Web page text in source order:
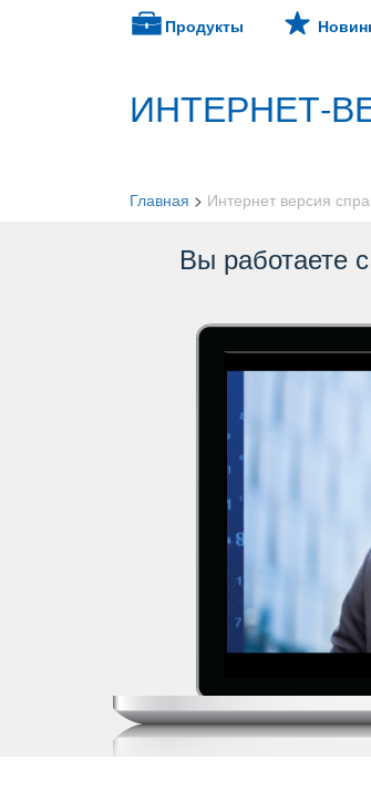
Продукты
ИНТЕРНЕТ-
Главная > Интернет версия
ы работаете